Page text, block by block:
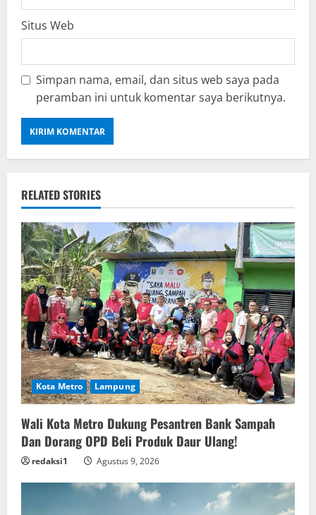
Situs Web
Simpan nama, email, dan situs web saya pada
peramban ini untuk komentar saya berikutnya.
RELATED STORIES
Kota Metro Lampung
Wali Kota Metro Dukung Pesantren Bank Sampah
Dan Dorang OPD Beli Produk Daur Ulang!
redaksi1 Agustus 9, 2026